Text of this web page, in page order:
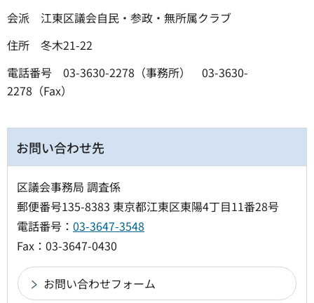
会派 江東区議会自民・参政・無所属クラブ
住所 冬木21-22
電話番号 03-3630-2278（事務所） 03-3630-
2278（Fax）
お問い合わせ先
区議会事務局 調査係
郵便番号135-8383 東京都江東区東陽4丁目11番28号
電話番号： 03-3647-3548
Fax：03-3647-0430